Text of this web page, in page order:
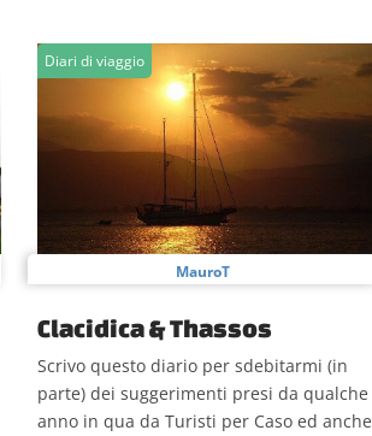
Diari di viaggio
MauroT
Clacidica & Thassos
Scrivo questo diario per sdebitarmi (in
parte) dei suggerimenti presi da qualche
anno in qua da Turisti per Caso ed anche